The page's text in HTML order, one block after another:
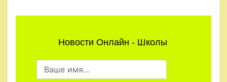
Новости Онлайн - Школы